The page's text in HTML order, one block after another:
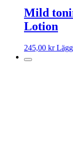
Mild
Lotion
245,00 kr